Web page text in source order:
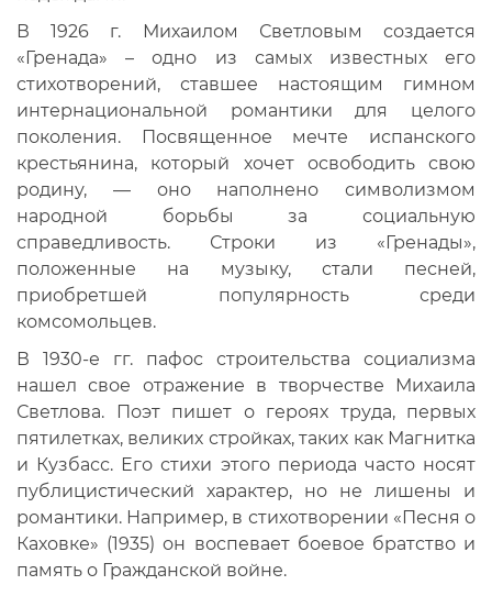
В 1926 г. Михаилом Светловым создается
«Гренада» – одно из самых известных его
стихотворений, ставшее настоящим гимном
интернациональной романтики для целого
поколения. Посвященное мечте испанского
крестьянина, который хочет освободить свою
родину, — оно наполнено символизмом
народной борьбы за социальную
справедливость. Строки из «Гренады»,
положенные на музыку, стали песней,
приобретшей популярность среди
комсомольцев.
В 1930-е гг. пафос строительства социализма
нашел свое отражение в творчестве Михаила
Светлова. Поэт пишет о героях труда, первых
пятилетках, великих стройках, таких как Магнитка
и Кузбасс. Его стихи этого периода часто носят
публицистический характер, но не лишены и
романтики. Например, в стихотворении «Песня о
Каховке» (1935) он воспевает боевое братство и
память о Гражданской войне.